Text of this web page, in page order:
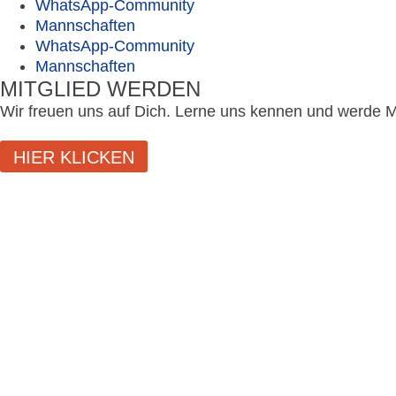
WhatsApp-Community
Mannschaften
WhatsApp-Community
Mannschaften
MITGLIED WERDEN
Wir freuen uns auf Dich. Lerne uns kennen und werde
HIER KLICKEN